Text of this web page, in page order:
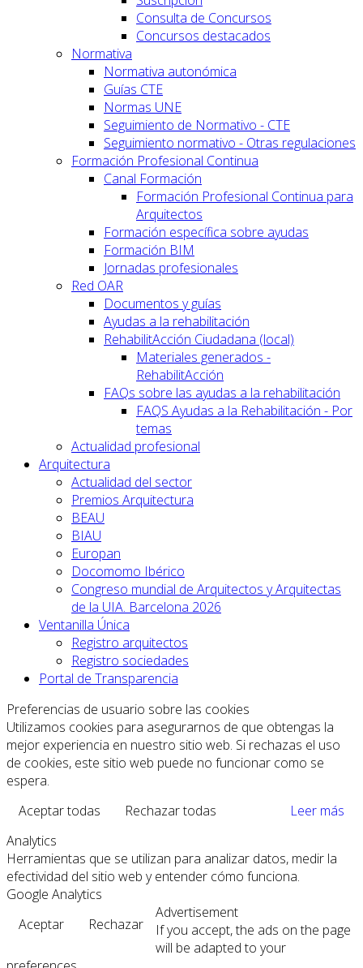
Consulta de Concursos
Concursos destacados
Normativa
Normativa autonómica
Guías CTE
Normas UNE
Seguimiento de Normativo - CTE
Seguimiento normativo - Otras regulaciones
Formación Profesional Continua
Canal Formación
Formación Profesional Continua para
Arquitectos
Formación específica sobre ayudas
Formación BIM
Jornadas profesionales
Red OAR
Documentos y guías
Ayudas a la rehabilitación
RehabilitAcción Ciudadana (local)
Materiales generados -
RehabilitAcción
FAQs sobre las ayudas a la rehabilitación
FAQS Ayudas a la Rehabilitación - Por
temas
Actualidad profesional
Arquitectura
Actualidad del sector
Premios Arquitectura
BEAU
BIAU
Europan
Docomomo Ibérico
Congreso mundial de Arquitectos y Arquitectas
de la UIA. Barcelona 2026
Ventanilla Única
Registro arquitectos
Registro sociedades
Portal de Transparencia
Preferencias de usuario sobre las cookies
Utilizamos cookies para asegurarnos de que obtengas la
mejor experiencia en nuestro sitio web. Si rechazas el uso
de cookies, este sitio web puede no funcionar como se
espera.
Aceptar todas
Rechazar todas
Leer más
Analytics
Herramientas que se utilizan para analizar datos, medir la
efectividad del sitio web y entender cómo funciona.
Google Analytics
Aceptar
Rechazar
Advertisement
If you accept, the ads on the page
will be adapted to your